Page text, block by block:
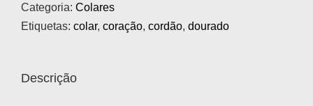
Categoria: Colares
Etiquetas: colar, coração, cordão, dourado
Descrição